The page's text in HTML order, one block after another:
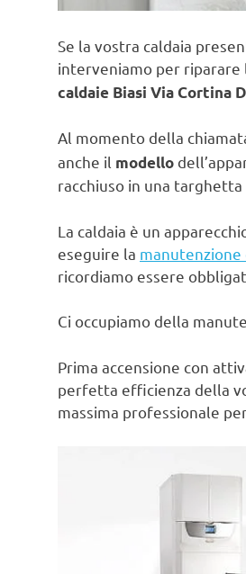
Se la vostra caldaia
interveniamo per riparare
caldaie Biasi Via Cortina
Al momento della
anche il modello
racchiuso in una
La caldaia è un
eseguire la manutenzione
ricordiamo essere
Ci occupiamo della
Prima accensione con
perfetta efficienza della
massima professionale